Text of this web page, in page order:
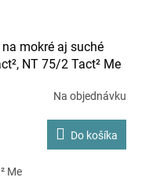
mokré aj suché
NT 75/2 Tact² Me
Na objednávku
Do košíka
Me